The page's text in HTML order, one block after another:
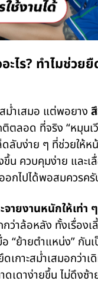
ไร? ทำไมช่วยยื
ำเสมอ แต่พอยาง
ตลอด ที่จริง “หมุนเ
ลับง่าย ๆ ที่ช่วยให้ห
น ควบคุมง่าย และเ
ออกไปได้พอสมควรค
ายงานหนักให้เท่า
ว่าล้อหลัง ทั้งเรื่องเ
อ “ย้ายตำแหน่ง” กัน
กาะสม่ำเสมอกว่าเดิ
ดเดาง่ายขึ้น ไม่ดึงซ้